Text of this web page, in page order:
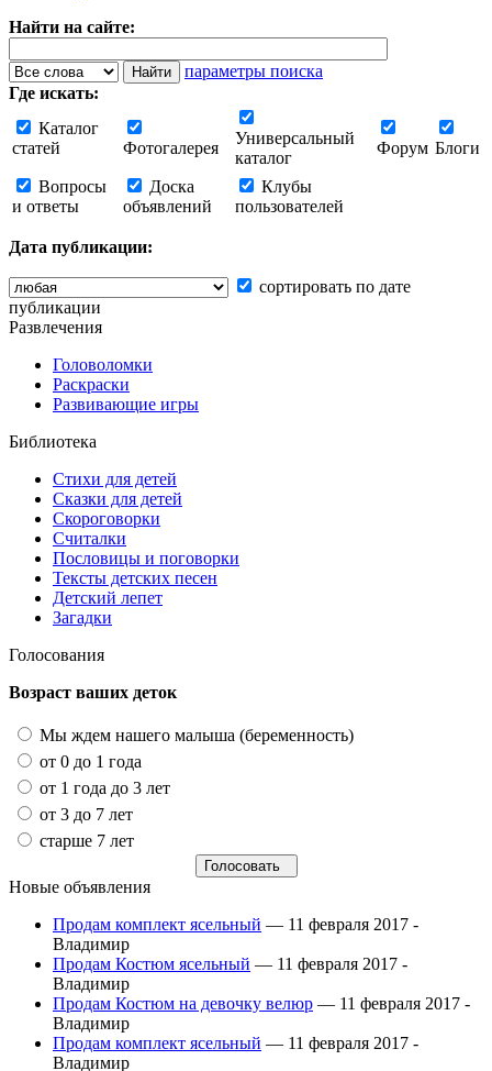
Найти на сайте:
параметры поиска
Где искать:
Каталог
статей
Фотогалерея
Универсальный
каталог
Форум Блоги
Вопросы
и ответы
Доска
объявлений
Клубы
пользователей
Дата публикации:
сортировать по дате
публикации
Развлечения
Головоломки
Раскраски
Развивающие игры
Библиотека
Стихи для детей
Сказки для детей
Скороговорки
Считалки
Пословицы и поговорки
Тексты детских песен
Детский лепет
Загадки
Голосования
Возраст ваших деток
Мы ждем нашего малыша (беременность)
от 0 до 1 года
от 1 года до 3 лет
от 3 до 7 лет
старше 7 лет
Новые объявления
Продам комплект ясельный — 11 февраля 2017 -
Владимир
Продам Костюм ясельный — 11 февраля 2017 -
Владимир
Продам Костюм на девочку велюр — 11 февраля 2017 -
Владимир
Продам комплект ясельный — 11 февраля 2017 -
Владимир